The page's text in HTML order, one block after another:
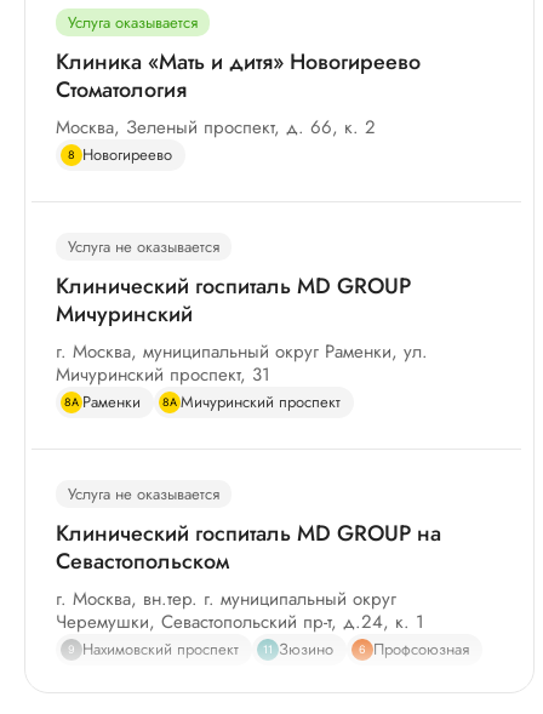
Услуга оказывается
Клиника «Мать и дитя» Новогиреево
Стоматология
Москва, Зеленый проспект, д. 66, к. 2
8 Новогиреево
Услуга не оказывается
Клинический госпиталь MD GROUP
Мичуринский
г. Москва, муниципальный округ Раменки, ул.
Мичуринский проспект, 31
8А Раменки 8А Мичуринский проспект
Услуга не оказывается
Клинический госпиталь MD GROUP на
Севастопольском
г. Москва, вн.тер. г. муниципальный округ
Черемушки, Севастопольский пр-т, д.24, к. 1
9 Нахимовский проспект 11 Зюзино 6 Профсоюзная